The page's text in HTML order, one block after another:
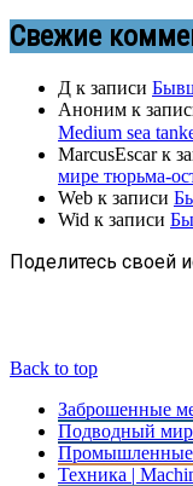
Свежие
Д к записи
Аноним к
Medium sea
MarcusEscarк
мире тюрьма-
Web к записи
Wid к записи
Поделитесь своей
Back to top
Заброшенные
Подводный мир
Промышленные
Техника |